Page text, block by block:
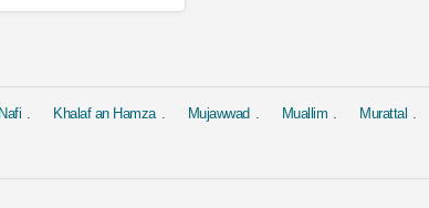
Khalaf an Hamza Mujawwad Muallim Murattal